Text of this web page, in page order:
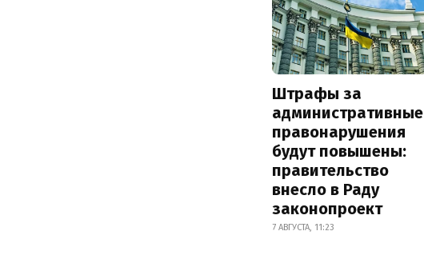
Штрафы за
административные
правонарушения
будут повышены:
правительство
внесло в Раду
законопроект
7 АВГУСТА, 11:23